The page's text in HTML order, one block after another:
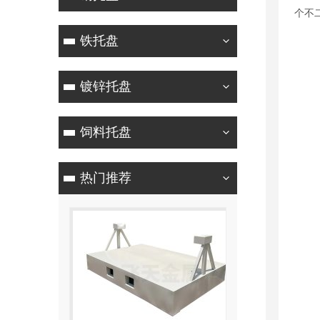
铁托盘
镀锌托盘
饲料托盘
热门推荐
个不